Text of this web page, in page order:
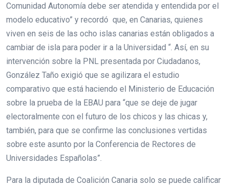
Comunidad Autonomía debe ser atendida y entendida por el
modelo educativo” y recordó que, en Canarias, quienes
viven en seis de las ocho islas canarias están obligados a
cambiar de isla para poder ir a la Universidad “. Así, en su
intervención sobre la PNL presentada por Ciudadanos,
González Taño exigió que se agilizara el estudio
comparativo que está haciendo el Ministerio de Educación
sobre la prueba de la EBAU para “que se deje de jugar
electoralmente con el futuro de los chicos y las chicas y,
también, para que se confirme las conclusiones vertidas
sobre este asunto por la Conferencia de Rectores de
Universidades Españolas”.
Para la diputada de Coalición Canaria solo se puede calificar